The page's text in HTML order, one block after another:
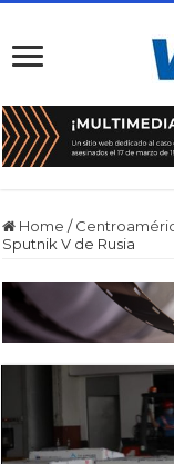
Home /
Sputnik V de Rusia